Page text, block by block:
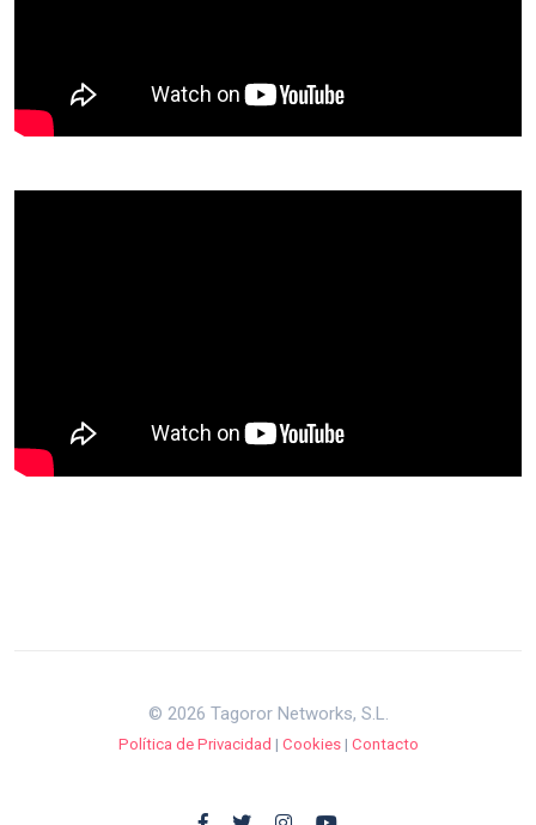
© 2026 Tagoror Networks, S.L.
Política de Privacidad | Cookies| Contacto